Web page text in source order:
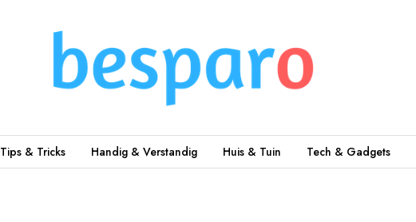
Tips & Tricks Handig & Verstandig Huis & Tuin Tech & Gadgets